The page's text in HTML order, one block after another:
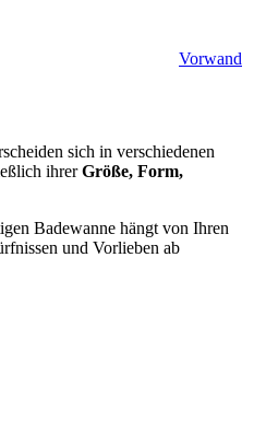
Vorwand
sich in verschiedenen
ihrerGröße, Form,
Badewanne hängt von Ihren
und Vorlieben ab